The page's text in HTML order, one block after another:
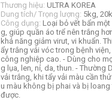
Thương hiệu: ULTRA KOREA
Dung tích/ Trọng lượng: 5kg,
Công dụng: Loại bỏ vết bẩn
g, giúp quần áo trể nên trắng
khả năng giảm virut, vi khuẩn.
ẩy trắng vải vóc trong bệnh
công nghiệp cao. - Dùng cho
g lụa, len, nỉ, da, thun. - Thường
vải trắng, khi tẩy vải màu cần
u màu không bị phai và bị
được.